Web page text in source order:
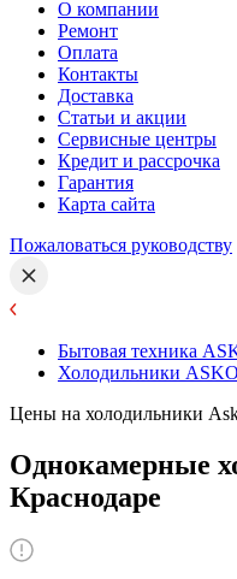
О компании
Ремонт
Оплата
Контакты
Доставка
Статьи и акции
Сервисные центры
Кредит и рассрочка
Гарантия
Карта сайта
Пожаловаться руководству
Бытовая техника
Холодильники ASKO
Цены на холодильники
Однокамерные
Краснодаре